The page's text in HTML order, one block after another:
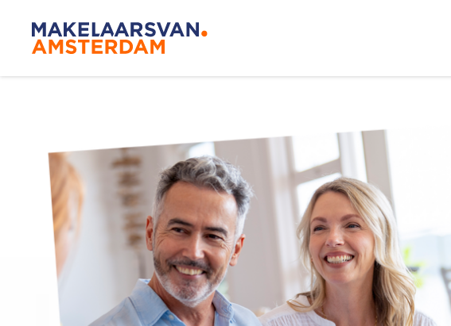
Onze makelaars
Huis kopen
De Amsterdamse
woningmarkt
verandert